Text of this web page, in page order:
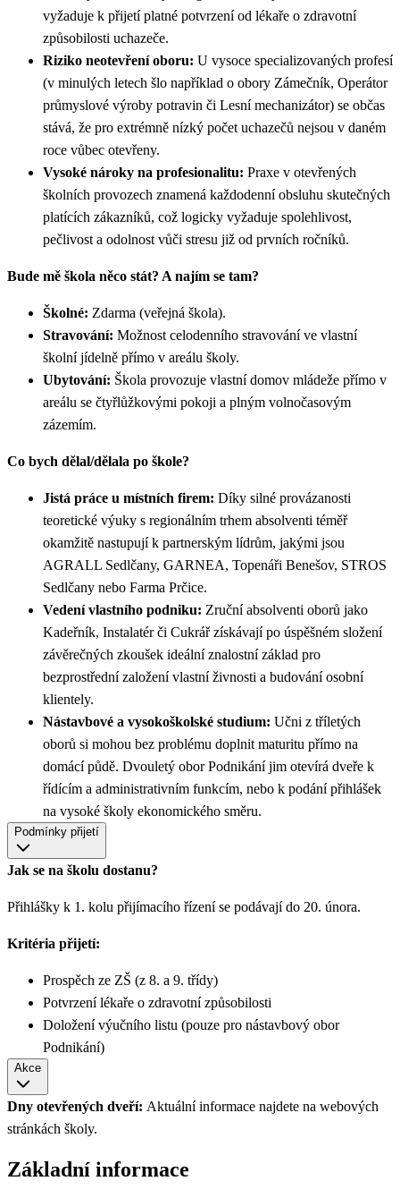
vyžaduje k přijetí platné potvrzení od lékaře o zdravotní
způsobilosti uchazeče.
Riziko neotevření oboru: U vysoce specializovaných profesí
(v minulých letech šlo například o obory Zámečník, Operátor
průmyslové výroby potravin či Lesní mechanizátor) se občas
stává, že pro extrémně nízký počet uchazečů nejsou v daném
roce vůbec otevřeny.
Vysoké nároky na profesionalitu: Praxe v otevřených
školních provozech znamená každodenní obsluhu skutečných
platících zákazníků, což logicky vyžaduje spolehlivost,
pečlivost a odolnost vůči stresu již od prvních ročníků.
Bude mě škola něco stát? A najím se tam?
Školné: Zdarma (veřejná škola).
Stravování: Možnost celodenního stravování ve vlastní
školní jídelně přímo v areálu školy.
Ubytování: Škola provozuje vlastní domov mládeže přímo v
areálu se čtyřlůžkovými pokoji a plným volnočasovým
zázemím.
Co bych dělal/dělala po škole?
Jistá práce u místních firem: Díky silné provázanosti
teoretické výuky s regionálním trhem absolventi téměř
okamžitě nastupují k partnerským lídrům, jakými jsou
AGRALL Sedlčany, GARNEA, Topenáři Benešov, STROS
Sedlčany nebo Farma Prčice.
Vedení vlastního podniku: Zruční absolventi oborů jako
Kadeřník, Instalatér či Cukrář získávají po úspěšném složení
závěrečných zkoušek ideální znalostní základ pro
bezprostřední založení vlastní živnosti a budování osobní
klientely.
Nástavbové a vysokoškolské studium: Učni z tříletých
oborů si mohou bez problému doplnit maturitu přímo na
domácí půdě. Dvouletý obor Podnikání jim otevírá dveře k
řídícím a administrativním funkcím, nebo k podání přihlášek
na vysoké školy ekonomického směru.
Podmínky přijetí
Jak se na školu dostanu?
Přihlášky k 1. kolu přijímacího řízení se podávají do 20. února.
Kritéria přijetí:
Prospěch ze ZŠ (z 8. a 9. třídy)
Potvrzení lékaře o zdravotní způsobilosti
Doložení výučního listu (pouze pro nástavbový obor
Podnikání)
Akce
Dny otevřených dveří: Aktuální informace najdete na webových
stránkách školy.
Základní informace